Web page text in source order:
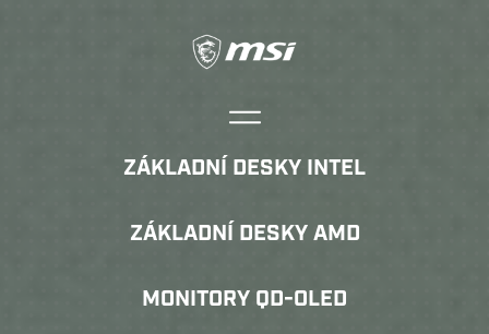
ZÁKLADNÍ DESKY INTEL
ZÁKLADNÍ DESKY AMD
MONITORY QD-OLED